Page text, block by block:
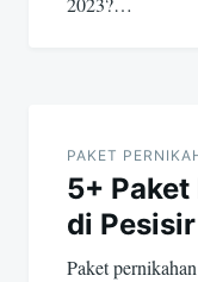
PAKET
5+
di
Paket